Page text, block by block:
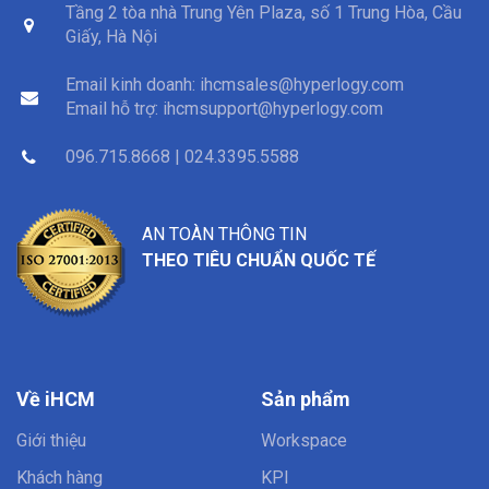
Về iHCM
Giới thiệu
Khách hàng
Sản phẩm
Workspace
KPI
AN TOÀN THÔNG TIN
THEO TIÊU CHUẨN QUỐC TẾ
Tầng 2 tòa nhà Trung Yên Plaza, số 1 Trung Hòa, Cầu
Giấy, Hà Nội
Email kinh doanh: ihcmsales@hyperlogy.com
Email hỗ trợ: ihcmsupport@hyperlogy.com
096.715.8668 | 024.3395.5588